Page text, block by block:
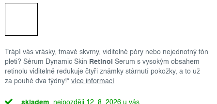
Trápí vás vrásky, tmavé skvrny, viditelné póry nebo nejednotný tón
pleti? Sérum Dynamic Skin Retinol
Serum s vysokým obsahem
retinolu viditelně redukuje čtyři známky stárnutí pokožky, a to už
za pouhé dva týdny!* více informací
skladem 12. 8. 2026